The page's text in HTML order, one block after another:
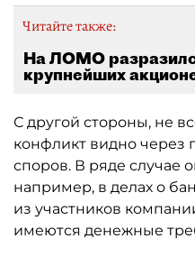
Читайте также:
На ЛОМО
крупнейших
С другой стороны, не
конфликт видно
споров. В ряде случае
например, в делах о
из участников
имеются денежные